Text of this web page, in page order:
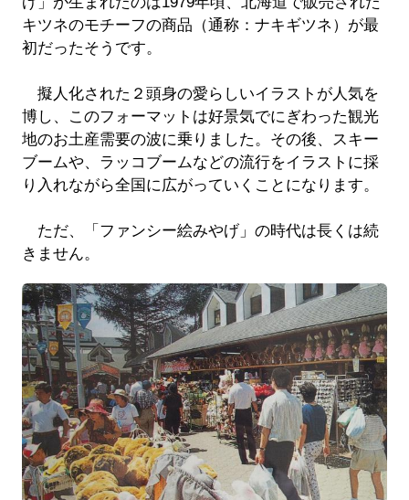
キツネのモチーフの商品（通称：ナキギツネ）が最
初だったそうです。
擬人化された２頭身の愛らしいイラストが人気を
博し、このフォーマットは好景気でにぎわった観光
地のお土産需要の波に乗りました。その後、スキー
ブームや、ラッコブームなどの流行をイラストに採
り入れながら全国に広がっていくことになります。
ただ、「ファンシー絵みやげ」の時代は長くは続
きません。